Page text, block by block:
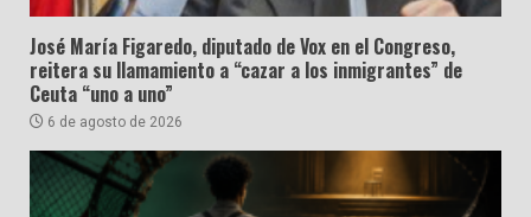
José María Figaredo, diputado de Vox en el Congreso,
reitera su llamamiento a “cazar a los inmigrantes” de
Ceuta “uno a uno”
6 de agosto de 2026